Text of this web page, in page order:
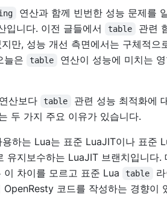
연산과 함께 빈번한 성능 문제를
입니다. 이전 글들에서 table
관련
만, 성능 개선 측면에서는 구체적으
늘은
table
연산이 성능에 미치는
연산보다 table
관련 성능 최적화에
두 가지 주요 이유가 있습니다.
하는 Lua는 표준 LuaJIT이나 표준
유지보수하는 LuaJIT 브랜치입니다.
이 차이를 모르고 표준 Lua
table
OpenResty 코드를 작성하는 경향이